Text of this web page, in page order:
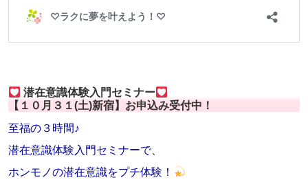
潜在意識体験入門セミナー
【１０月３１(土)新宿】お申込み受付中！
至福の３時間♪
潜在意識体験入門セミナーで、
ホンモノの潜在意識をプチ体験！